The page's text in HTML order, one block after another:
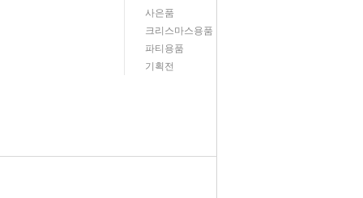
사은품
크리스마스용품
파티용품
기획전